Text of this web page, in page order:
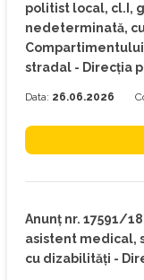
politist local, cl.I,
nedeterminată,
stradal - Direcția
Data: 26.06.2026
Anunț nr. 17591/
asistent medical,
cu dizabilități -